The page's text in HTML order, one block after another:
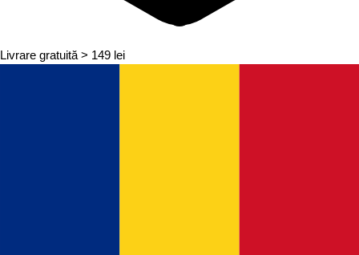
Livrare gratuită > 149 lei